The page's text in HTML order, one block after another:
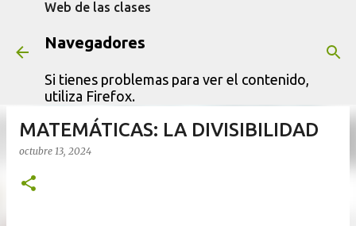
Web de las clases
Navegadores
Si tienes problemas para ver el contenido,
utiliza Firefox.
MATEMÁTICAS: LA DIVISIBILIDAD
octubre 13, 2024